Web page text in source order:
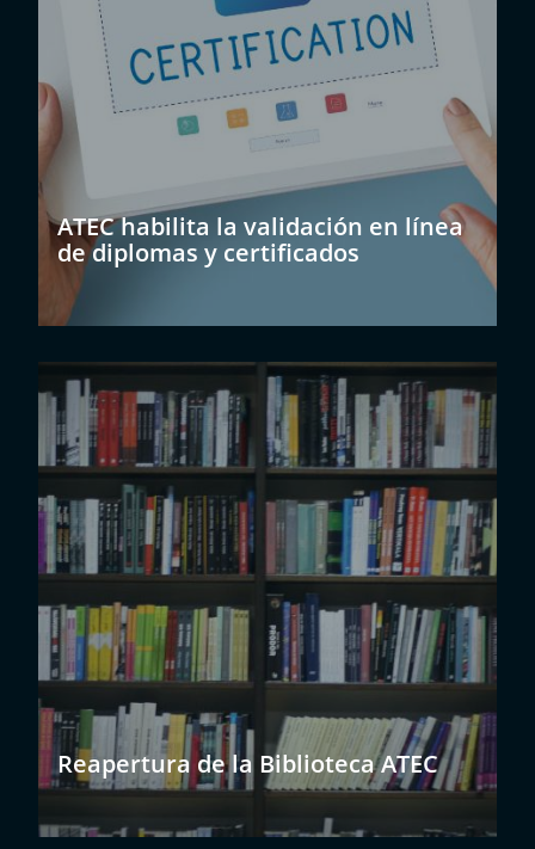
ATEC habilita la validación en línea
de diplomas y certificados
Reapertura de la Biblioteca ATEC